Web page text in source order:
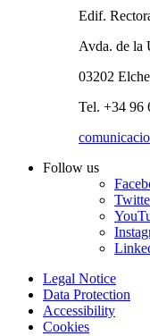
Edif.
Avda. de la
03202
Tel. +34 96
Follow us
Legal Notice
Data Protection
Accessibility
Cookies